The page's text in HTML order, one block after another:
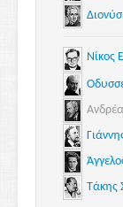
Νίκος
Τάκης